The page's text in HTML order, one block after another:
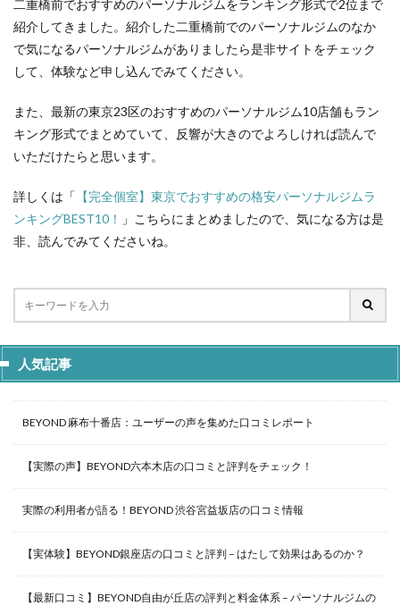
二重橋前でおすすめのパーソナルジムをランキング形式で2位まで
紹介してきました。紹介した二重橋前でのパーソナルジムのなか
で気になるパーソナルジムがありましたら是非サイトをチェック
して、体験など申し込んでみてください。
また、最新の東京23区のおすすめのパーソナルジム10店舗もラン
キング形式でまとめていて、反響が大きのでよろしければ読んで
いただけたらと思います。
詳しくは「 【完全個室】東京でおすすめの格安パーソナルジムラ
ンキングBEST10！
」こちらにまとめましたので、気になる方は是
非、読んでみてくださいね。
人気記事
BEYOND 麻布十番店：ユーザーの声を集めた口コミレポート
【実際の声】BEYOND六本木店の口コミと評判をチェック！
実際の利用者が語る！BEYOND 渋谷宮益坂店の口コミ情報
【実体験】BEYOND銀座店の口コミと評判 – はたして効果はあるのか？
【最新口コミ】BEYOND自由が丘店の評判と料金体系 – パーソナルジムの